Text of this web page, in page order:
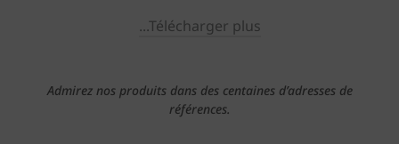
...Télécharger plus
Admirez nos produits dans des centaines d’adresses de
références.